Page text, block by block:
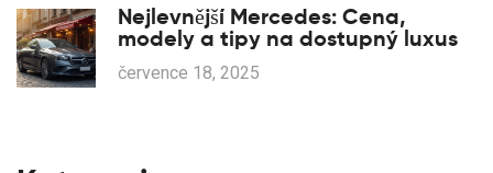
Nejlevnější Mercedes: Cena,
modely a tipy na dostupný luxus
července 18, 2025